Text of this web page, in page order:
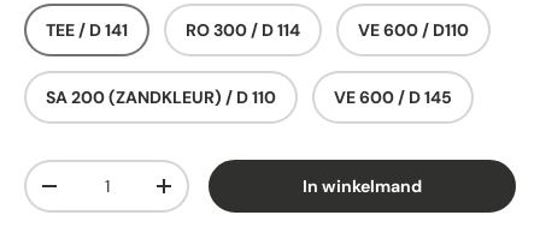
TEE / D 141 RO 300 / D 114 VE 600 / D110
SA 200 (ZANDKLEUR) / D 110 VE 600 / D 145
Aantal
-
+ In winkelmand